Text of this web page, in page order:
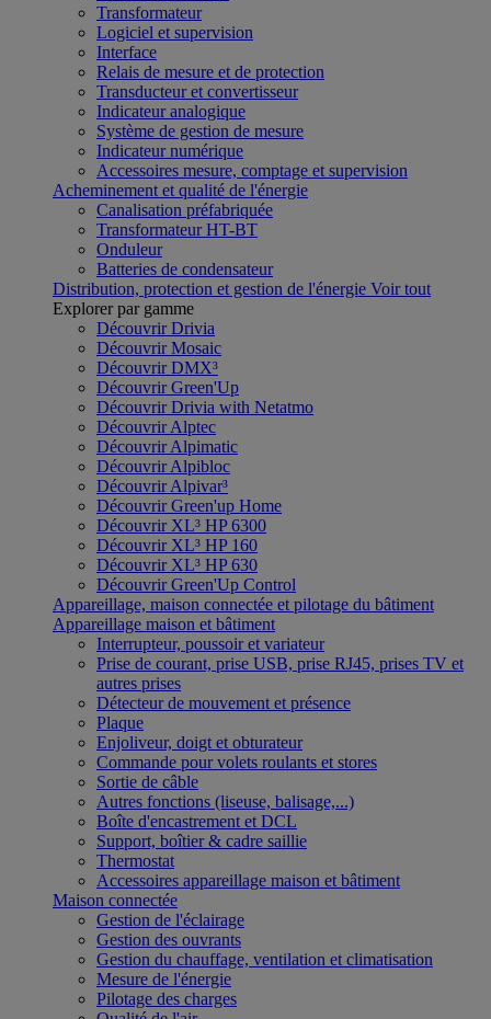
Transformateur
Logiciel et supervision
Interface
Relais de mesure et de protection
Transducteur et convertisseur
Indicateur analogique
Système de gestion de mesure
Indicateur numérique
Accessoires mesure, comptage et supervision
Acheminement et qualité de l'énergie
Canalisation préfabriquée
Transformateur HT-BT
Onduleur
Batteries de condensateur
Distribution, protection et gestion de l'énergie Voir tout
Explorer par gamme
Découvrir Drivia
Découvrir Mosaic
Découvrir DMX³
Découvrir Green'Up
Découvrir Drivia with Netatmo
Découvrir Alptec
Découvrir Alpimatic
Découvrir Alpibloc
Découvrir Alpivar³
Découvrir Green'up Home
Découvrir XL³ HP 6300
Découvrir XL³ HP 160
Découvrir XL³ HP 630
Découvrir Green'Up Control
Appareillage, maison connectée et pilotage du bâtiment
Appareillage maison et bâtiment
Interrupteur, poussoir et variateur
Prise de courant, prise USB, prise RJ45, prises TV et
autres prises
Détecteur de mouvement et présence
Plaque
Enjoliveur, doigt et obturateur
Commande pour volets roulants et stores
Sortie de câble
Autres fonctions (liseuse, balisage,...)
Boîte d'encastrement et DCL
Support, boîtier & cadre saillie
Thermostat
Accessoires appareillage maison et bâtiment
Maison connectée
Gestion de l'éclairage
Gestion des ouvrants
Gestion du chauffage, ventilation et climatisation
Mesure de l'énergie
Pilotage des charges